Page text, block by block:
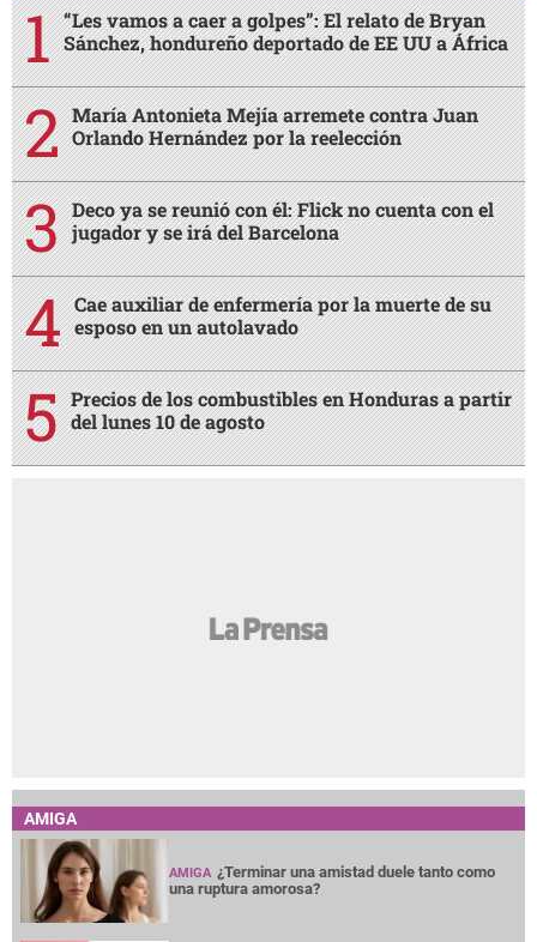
“Les vamos a caer a golpes”: El relato de Bryan
Sánchez, hondureño deportado de EE UU a África
María Antonieta Mejía arremete contra Juan
Orlando Hernández por la reelección
Deco ya se reunió con él: Flick no cuenta con el
jugador y se irá del Barcelona
Cae auxiliar de enfermería por la muerte de su
esposo en un autolavado
Precios de los combustibles en Honduras a partir
del lunes 10 de agosto
AMIGA
AMIGA ¿Terminar una amistad duele tanto como
una ruptura amorosa?